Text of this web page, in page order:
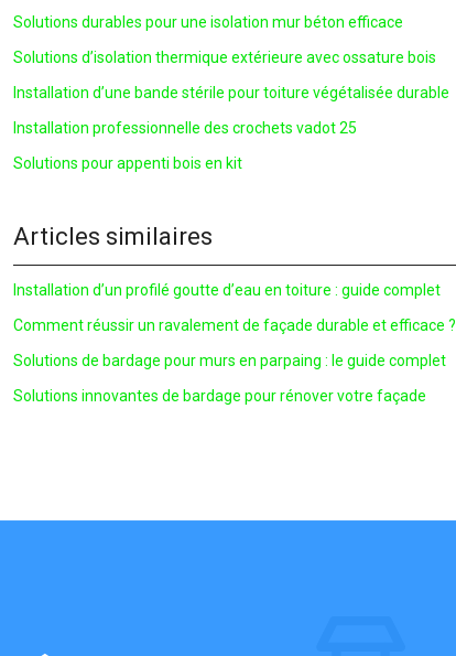
Solutions durables pour une isolation mur béton efficace
Solutions d’isolation thermique extérieure avec ossature bois
Installation d’une bande stérile pour toiture végétalisée durable
Installation professionnelle des crochets vadot 25
Solutions pour appenti bois en kit
Articles similaires
Installation d’un profilé goutte d’eau en toiture : guide complet
Comment réussir un ravalement de façade durable et efficace ?
Solutions de bardage pour murs en parpaing : le guide complet
Solutions innovantes de bardage pour rénover votre façade